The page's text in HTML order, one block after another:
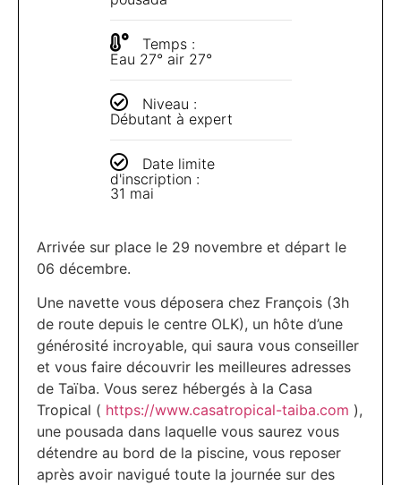
Temps :
Eau 27° air 27°
Niveau :
Débutant à expert
Date limite
d'inscription :
31 mai
Arrivée sur place le 29 novembre et départ le
06 décembre.
Une navette vous déposera chez François (3h
de route depuis le centre OLK), un hôte d’une
générosité incroyable, qui saura vous conseiller
et vous faire découvrir les meilleures adresses
de Taïba. Vous serez hébergés à la Casa
Tropical ( https://www.casatropical-taiba.com ),
une pousada dans laquelle vous saurez vous
détendre au bord de la piscine, vous reposer
après avoir navigué toute la journée sur des